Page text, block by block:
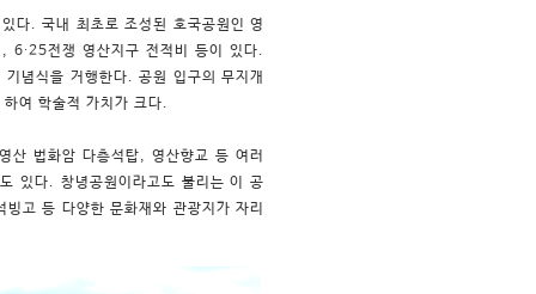
다. 국내 최초로 조성된 호국공원인 영
6∙25전쟁 영산지구 전적비 등이 있다.
념식을 거행한다. 공원 입구의 무지개
여 학술적 가치가 크다.
산 법화암 다층석탑, 영산향교 등 여러
있다. 창녕공원이라고도 불리는 이 공
고 등 다양한 문화재와 관광지가 자리